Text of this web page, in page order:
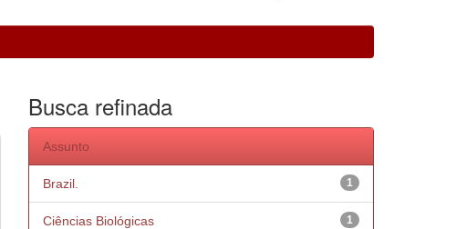
Busca refinada
Assunto
1
Brazil.
1
Ciências Biológicas